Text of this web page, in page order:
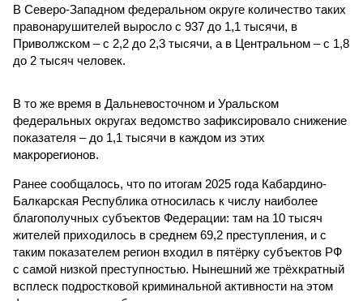
В Северо-Западном федеральном округе количество таких
правонарушителей выросло с 937 до 1,1 тысячи, в
Приволжском – с 2,2 до 2,3 тысячи, а в Центральном – с 1,8
до 2 тысяч человек.
В то же время в Дальневосточном и Уральском
федеральных округах ведомство зафиксировало снижение
показателя – до 1,1 тысячи в каждом из этих
макрорегионов.
Ранее сообщалось, что по итогам 2025 года Кабардино-
Балкарская Республика относилась к числу наиболее
благополучных субъектов Федерации: там на 10 тысяч
жителей приходилось в среднем 69,2 преступления, и с
таким показателем регион входил в пятёрку субъектов РФ
с самой низкой преступностью. Нынешний же трёхкратный
всплеск подростковой криминальной активности на этом